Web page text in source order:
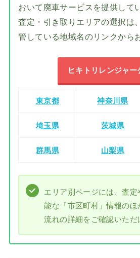
おいて廃車サービスを提供して
査定・引き取りエリアの選択は
管している地域名のリンクから
ヒキトリレンジャー
東京都 神奈川県
埼玉県 茨城県
群馬県 山梨県
エリア別ページには、査
能な「市区町村」情報の
流れの詳細をご確認いただ